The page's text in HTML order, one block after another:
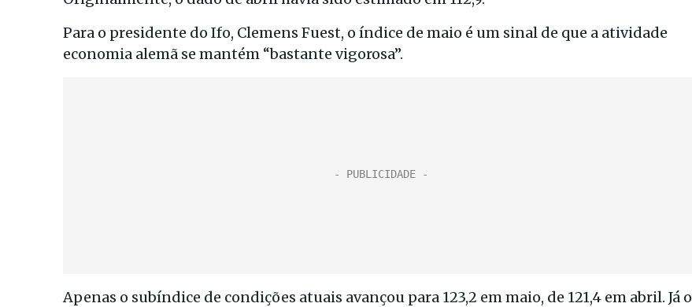
Para o presidente do Ifo, Clemens Fuest, o índice de maio é um sinal de que a atividade
economia alemã se mantém “bastante vigorosa”.
Apenas o subíndice de condições atuais avançou para 123,2 em maio, de 121,4 em abril. Já o